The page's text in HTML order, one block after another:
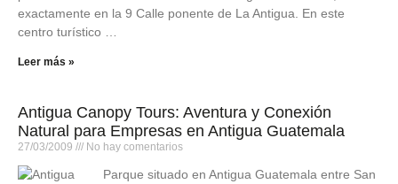
exactamente en la 9 Calle ponente de La Antigua. En este
centro turístico …
Leer más »
Antigua Canopy Tours: Aventura y Conexión
Natural para Empresas en Antigua Guatemala
27/03/2009 No hay comentarios
Parque situado en Antigua Guatemala entre San